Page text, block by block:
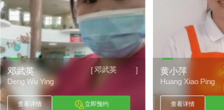
[ 邓武英 ]
邓武英
Deng Wu Ying
查看详情 立即预约
黄小萍
Huang Xiao Ping
查看详情